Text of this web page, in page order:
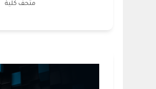
متحف كلية